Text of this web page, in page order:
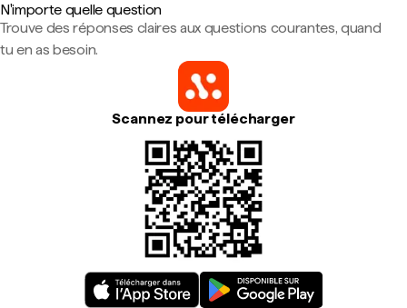
N'importe quelle question
Trouve des réponses claires aux questions courantes, quand
tu en as besoin.
Scannez pour télécharger